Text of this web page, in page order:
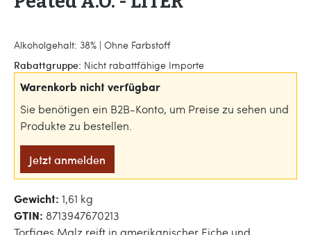
Alkoholgehalt: 38% | Ohne Farbstoff
Rabattgruppe: Nicht rabattfähige Importe
Warenkorb nicht verfügbar
Sie benötigen ein B2B-Konto, um Preise zu sehen und
Produkte zu bestellen.
Jetzt anmelden
Gewicht: 1,61 kg
GTIN: 8713947670213
Torfiges Malz reift in amerikanischer Eiche und